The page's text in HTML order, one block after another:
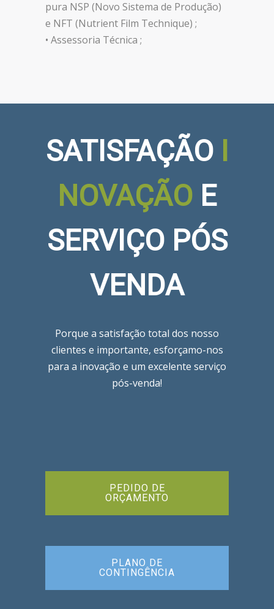
pura NSP (Novo Sistema de Produção)
e NFT (Nutrient Film Technique) ;
• Assessoria Técnica ;
SATISFAÇÃO I
NOVAÇÃO E
SERVIÇO PÓS
VENDA
Porque a satisfação total dos nosso
clientes e importante, esforçamo-nos
para a inovação e um excelente serviço
pós-venda!
PEDIDO DE
ORÇAMENTO
PLANO DE
CONTINGÊNCIA